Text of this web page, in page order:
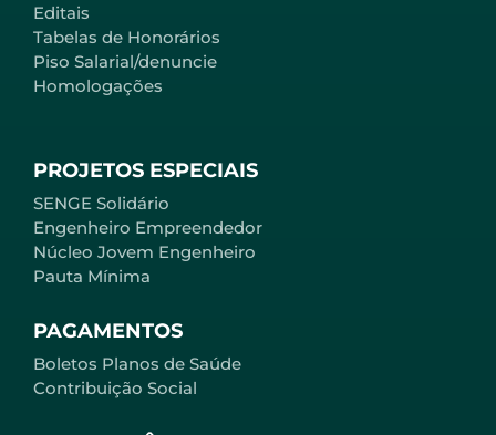
Editais
Tabelas de Honorários
Piso Salarial/denuncie
Homologações
PROJETOS ESPECIAIS
SENGE Solidário
Engenheiro Empreendedor
Núcleo Jovem Engenheiro
Pauta Mínima
PAGAMENTOS
Boletos Planos de Saúde
Contribuição Social